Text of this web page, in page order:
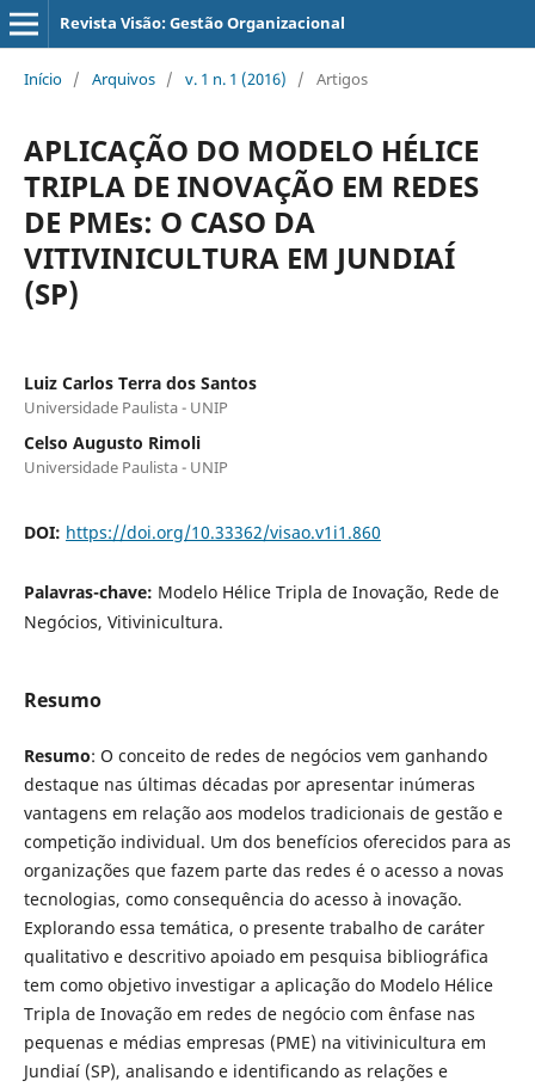
Revista Visão: Gestão Organizacional
Início / Arquivos / v. 1 n. 1 (2016) / Artigos
APLICAÇÃO DO MODELO HÉLICE
TRIPLA DE INOVAÇÃO EM REDES
DE PMEs: O CASO DA
VITIVINICULTURA EM JUNDIAÍ
(SP)
Luiz Carlos Terra dos Santos
Universidade Paulista - UNIP
Celso Augusto Rimoli
Universidade Paulista - UNIP
DOI: https://doi.org/10.33362/visao.v1i1.860
Palavras-chave: Modelo Hélice Tripla de Inovação, Rede de
Negócios, Vitivinicultura.
Resumo
Resumo: O conceito de redes de negócios vem ganhando
destaque nas últimas décadas por apresentar inúmeras
vantagens em relação aos modelos tradicionais de gestão e
competição individual. Um dos benefícios oferecidos para as
organizações que fazem parte das redes é o acesso a novas
tecnologias, como consequência do acesso à inovação.
Explorando essa temática, o presente trabalho de caráter
qualitativo e descritivo apoiado em pesquisa bibliográfica
tem como objetivo investigar a aplicação do Modelo Hélice
Tripla de Inovação em redes de negócio com ênfase nas
pequenas e médias empresas (PME) na vitivinicultura em
Jundiaí (SP), analisando e identificando as relações e